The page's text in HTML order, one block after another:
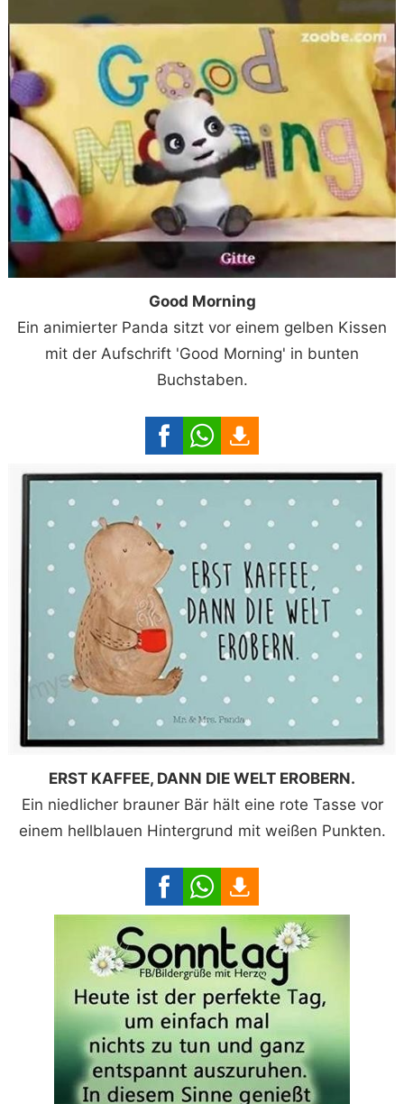
Good Morning
Ein animierter Panda sitzt vor einem gelben Kissen
mit der Aufschrift 'Good Morning' in bunten
Buchstaben.
ERST KAFFEE, DANN DIE WELT EROBERN.
Ein niedlicher brauner Bär hält eine rote Tasse vor
einem hellblauen Hintergrund mit weißen Punkten.